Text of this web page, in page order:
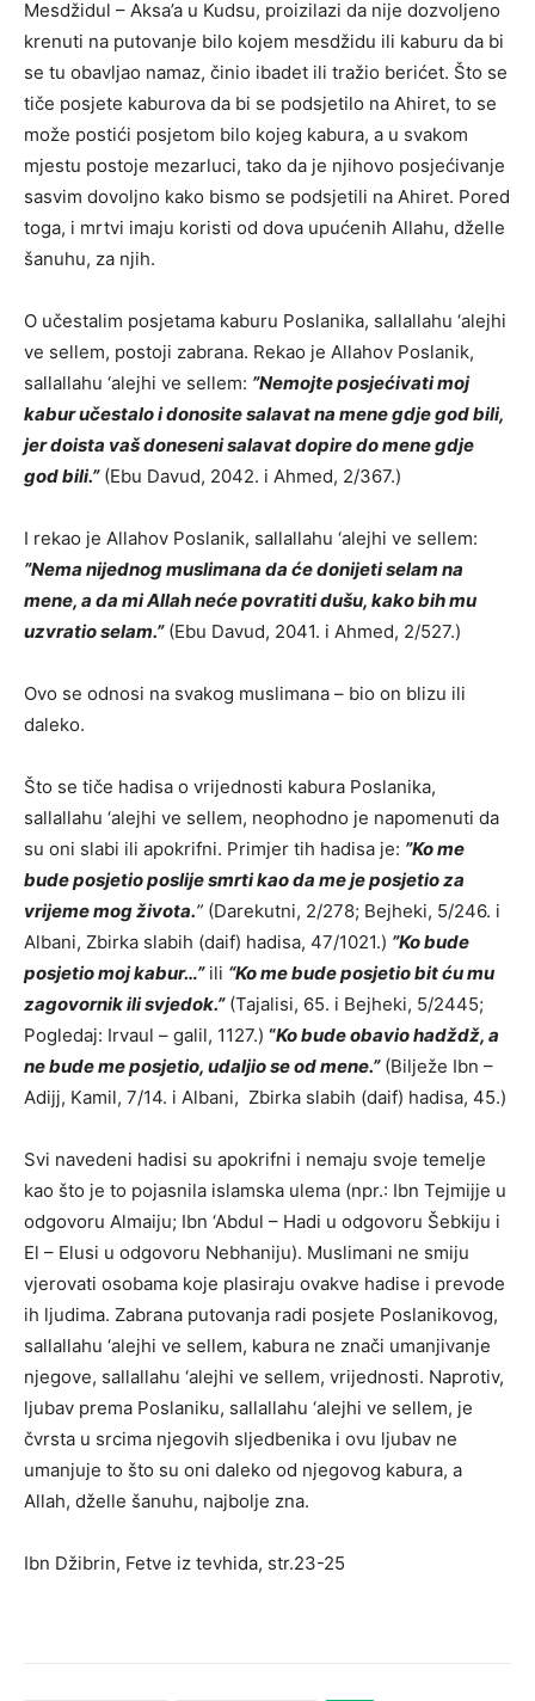
Mesdžidul – Aksa’a u Kudsu, proizilazi da nije dozvoljeno
krenuti na putovanje bilo kojem mesdžidu ili kaburu da bi
se tu obavljao namaz, činio ibadet ili tražio berićet. Što se
tiče posjete kaburova da bi se podsjetilo na Ahiret, to se
može postići posjetom bilo kojeg kabura, a u svakom
mjestu postoje mezarluci, tako da je njihovo posjećivanje
sasvim dovoljno kako bismo se podsjetili na Ahiret. Pored
toga, i mrtvi imaju koristi od dova upućenih Allahu, dželle
šanuhu, za njih.
O učestalim posjetama kaburu Poslanika, sallallahu ‘alejhi
ve sellem, postoji zabrana. Rekao je Allahov Poslanik,
sallallahu ‘alejhi ve sellem: ”Nemojte posjećivati moj
kabur učestalo i donosite salavat na mene gdje god bili,
jer doista vaš doneseni salavat dopire do mene gdje
god bili.”(Ebu Davud, 2042. i Ahmed, 2/367.)
I rekao je Allahov Poslanik, sallallahu ‘alejhi ve sellem:
”Nema nijednog muslimana da će donijeti selam na
mene, a da mi Allah neće povratiti dušu, kako bih mu
uzvratio selam.”(Ebu Davud, 2041. i Ahmed, 2/527.)
Ovo se odnosi na svakog muslimana – bio on blizu ili
daleko.
Što se tiče hadisa o vrijednosti kabura Poslanika,
sallallahu ‘alejhi ve sellem, neophodno je napomenuti da
su oni slabi ili apokrifni. Primjer tih hadisa je: ”Ko me
bude posjetio poslije smrti kao da me je posjetio za
vrijeme mog života.” (Darekutni, 2/278; Bejheki, 5/246. i
Albani, Zbirka slabih (daif) hadisa, 47/1021.) ”Ko bude
posjetio moj kabur…”ili “Ko me bude posjetio bit ću mu
zagovornik ili svjedok.”(Tajalisi, 65. i Bejheki, 5/2445;
Pogledaj: Irvaul – galil, 1127.) “Ko bude obavio hadždž, a
ne bude me posjetio, udaljio se od mene.”(Bilježe Ibn –
Adijj, Kamil, 7/14. i Albani, Zbirka slabih (daif) hadisa, 45.)
Svi navedeni hadisi su apokrifni i nemaju svoje temelje
kao što je to pojasnila islamska ulema (npr.: Ibn Tejmijje u
odgovoru Almaiju; Ibn ‘Abdul – Hadi u odgovoru Šebkiju i
El – Elusi u odgovoru Nebhaniju). Muslimani ne smiju
vjerovati osobama koje plasiraju ovakve hadise i prevode
ih ljudima. Zabrana putovanja radi posjete Poslanikovog,
sallallahu ‘alejhi ve sellem, kabura ne znači umanjivanje
njegove, sallallahu ‘alejhi ve sellem, vrijednosti. Naprotiv,
ljubav prema Poslaniku, sallallahu ‘alejhi ve sellem, je
čvrsta u srcima njegovih sljedbenika i ovu ljubav ne
umanjuje to što su oni daleko od njegovog kabura, a
Allah, dželle šanuhu, najbolje zna.
Ibn Džibrin, Fetve iz tevhida, str.23-25